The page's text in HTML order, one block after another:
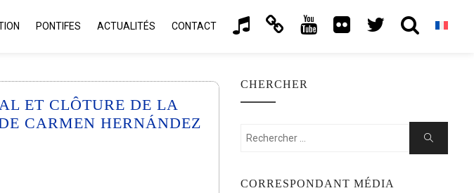
PONTIFES ACTUALITÉS CONTACT
ET CLÔTURE DE LA
CARMEN HERNÁNDEZ
CHERCHER
Rechercher:
Chercher
CORRESPONDANT MÉDIA